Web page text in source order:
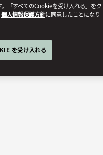
「すべてのCookieを受け入れる」をク
個人情報保護方針に同意したことになり
を受け入れる